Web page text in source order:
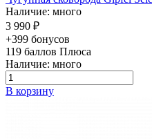
Наличие: много
3 990 ₽
+399 бонусов
119 баллов Плюса
Наличие: много
В корзину